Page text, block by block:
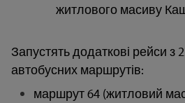
житлового масиву
Запустять додаткові рейси з
автобусних маршрутів:
маршрут 64 (житловий